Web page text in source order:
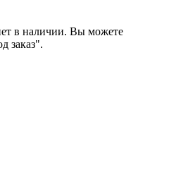
в наличии. Вы можете
заказ".